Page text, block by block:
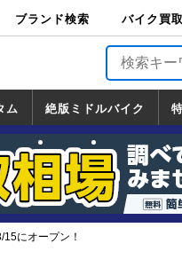
ブランド検索 バイク買取
バイク買取
ム
ム
キ
絶版ミドルバイク
絶版ミドルバイク
一覧
ホンダ
ヤマハ
スズキ
カワサキ
道の駅調査隊
ツーリング情報局
日本の道50選
国道めぐり
林道ツーリング
にオープン！